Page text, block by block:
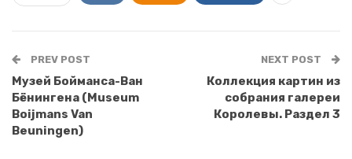
PREV POST
Музей Бойманса-Ван
Бёнингена (Museum
Boijmans Van
Beuningen)
NEXT POST
Коллекция картин из
собрания галереи
Королевы. Раздел 3